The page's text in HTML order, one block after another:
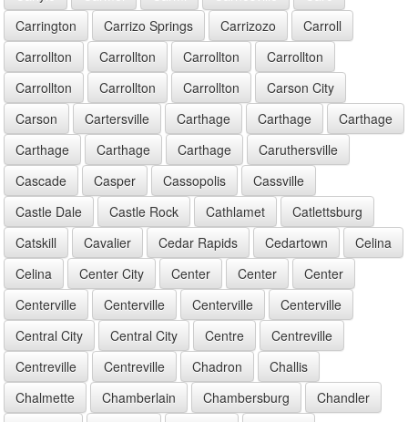
Carrington
Carrizo Springs Carrizozo
Carroll
Carrollton
Carrollton Carrollton
Carrollton
Carrollton
Carrollton Carrollton
Carson City
Carson
Cartersville Carthage Carthage
Carthage
Carthage
Carthage Carthage
Caruthersville
Cascade
Casper Cassopolis
Cassville
Castle Dale
Castle Rock Cathlamet
Catlettsburg
Catskill
Cavalier Cedar Rapids Cedartown
Celina
Celina
Center City Center Center
Center
Centerville
Centerville Centerville
Centerville
Central City
Central City Centre
Centreville
Centreville
Centreville Chadron
Challis
Chalmette
Chamberlain Chambersburg
Chandler